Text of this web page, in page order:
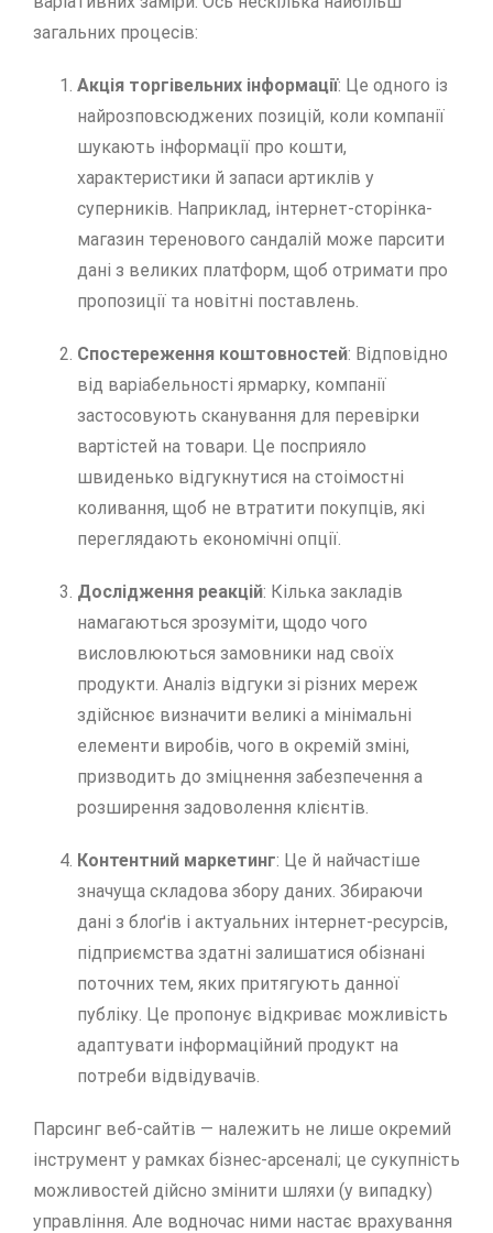
загальних процесів:
Акція торгівельних інформації: Це одного із
найрозповсюджених позицій, коли компанії
шукають інформації про кошти,
характеристики й запаси артиклів у
суперників. Наприклад, інтернет-сторінка-
магазин теренового сандалій може парсити
дані з великих платформ, щоб отримати про
пропозиції та новітні поставлень.
Спостереження коштовностей: Відповідно
від варіабельності ярмарку, компанії
застосовують сканування для перевірки
вартістей на товари. Це посприяло
швиденько відгукнутися на стоімостні
коливання, щоб не втратити покупців, які
переглядають економічні опції.
Дослідження реакцій: Кілька закладів
намагаються зрозуміти, щодо чого
висловлюються замовники над своїх
продукти. Аналіз відгуки зі різних мереж
здійснює визначити великі а мінімальні
елементи виробів, чого в окремій зміні,
призводить до зміцнення забезпечення а
розширення задоволення клієнтів.
Контентний маркетинг: Це й найчастіше
значуща складова збору даних. Збираючи
дані з блоґів і актуальних інтернет-ресурсів,
підприємства здатні залишатися обізнані
поточних тем, яких притягують данної
публіку. Це пропонує відкриває можливість
адаптувати інформаційний продукт на
потреби відвідувачів.
Парсинг веб-сайтів — належить не лише окремий
інструмент у рамках бізнес-арсеналі; це сукупність
можливостей дійсно змінити шляхи (у випадку)
управління. Але водночас ними настає врахування